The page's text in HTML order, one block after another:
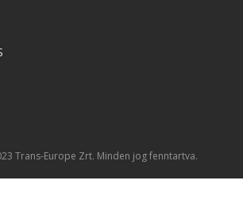
Trans-Europe Zrt. Minden jog fenntartva.